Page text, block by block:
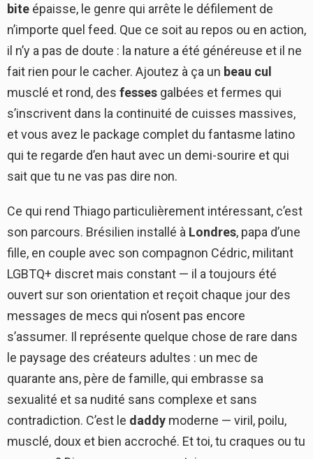
bite épaisse, le genre qui arrête le défilement de
n’importe quel feed. Que ce soit au repos ou en action,
il n’y a pas de doute : la nature a été généreuse et il ne
fait rien pour le cacher. Ajoutez à ça un beau cul
musclé et rond, des fesses galbées et fermes qui
s’inscrivent dans la continuité de cuisses massives,
et vous avez le package complet du fantasme latino
qui te regarde d’en haut avec un demi-sourire et qui
sait que tu ne vas pas dire non.
Ce qui rend Thiago particulièrement intéressant, c’est
son parcours. Brésilien installé à Londres, papa d’une
fille, en couple avec son compagnon Cédric, militant
LGBTQ+ discret mais constant — il a toujours été
ouvert sur son orientation et reçoit chaque jour des
messages de mecs qui n’osent pas encore
s’assumer. Il représente quelque chose de rare dans
le paysage des créateurs adultes : un mec de
quarante ans, père de famille, qui embrasse sa
sexualité et sa nudité sans complexe et sans
contradiction. C’est le daddy moderne — viril, poilu,
musclé, doux et bien accroché. Et toi, tu craques ou tu